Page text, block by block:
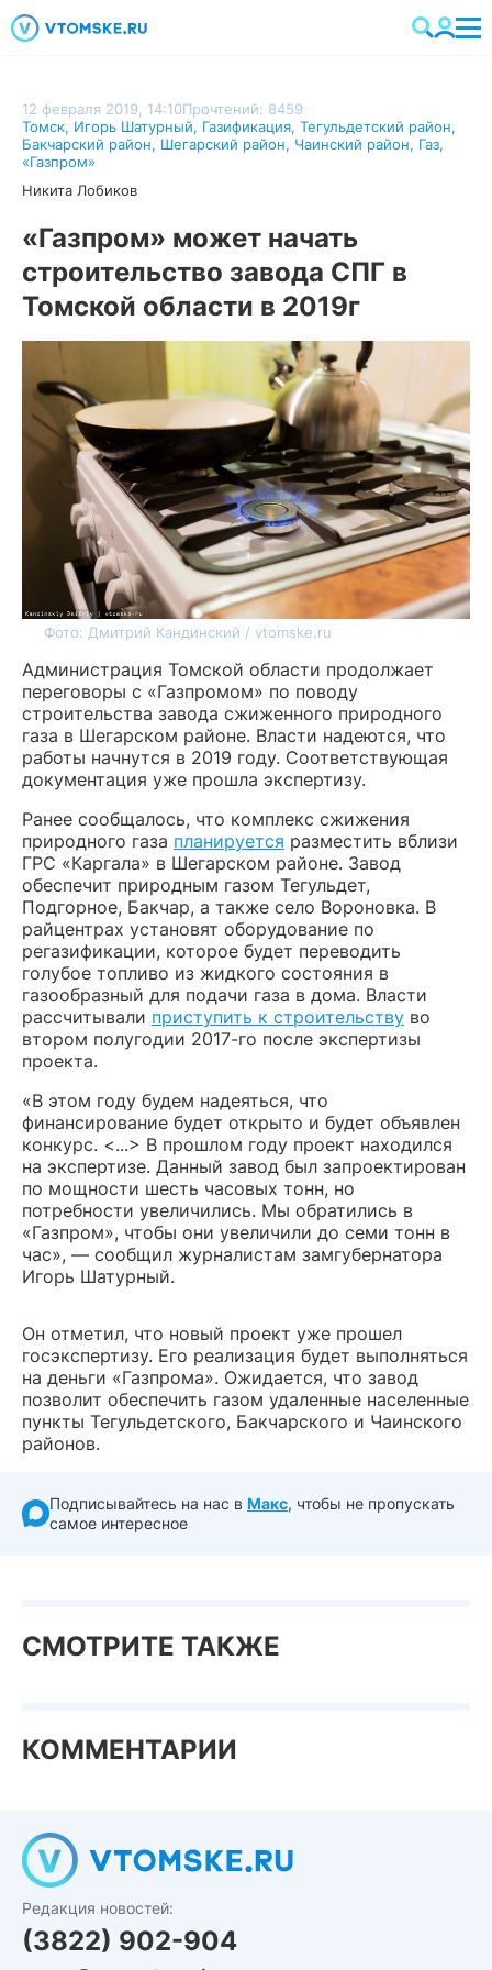
12 февраля 2019, 14:10Прочтений: 8459
Томск, Игорь Шатурный, Газификация, Тегульдетский район,
Бакчарский район, Шегарский район, Чаинский район, Газ,
«Газпром»
Никита Лобиков
«Газпром» может начать
строительство завода СПГ в
Томской области в 2019г
Фото: Дмитрий Кандинский / vtomske.ru
Администрация Томской области продолжает
переговоры с «Газпромом» по поводу
строительства завода сжиженного природного
газа в Шегарском районе. Власти надеются, что
работы начнутся в 2019 году. Соответствующая
документация уже прошла экспертизу.
Ранее сообщалось, что комплекс сжижения
природного газа планируется разместить вблизи
ГРС «Каргала» в Шегарском районе. Завод
обеспечит природным газом Тегульдет,
Подгорное, Бакчар, а также село Вороновка. В
райцентрах установят оборудование по
регазификации, которое будет переводить
голубое топливо из жидкого состояния в
газообразный для подачи газа в дома. Власти
рассчитывали приступить к строительству во
втором полугодии 2017-го после экспертизы
проекта.
«В этом году будем надеяться, что
финансирование будет открыто и будет объявлен
конкурс. <...> В прошлом году проект находился
на экспертизе. Данный завод был запроектирован
по мощности шесть часовых тонн, но
потребности увеличились. Мы обратились в
«Газпром», чтобы они увеличили до семи тонн в
час», — сообщил журналистам замгубернатора
Игорь Шатурный.
Он отметил, что новый проект уже прошел
госэкспертизу. Его реализация будет выполняться
на деньги «Газпрома». Ожидается, что завод
позволит обеспечить газом удаленные населенные
пункты Тегульдетского, Бакчарского и Чаинского
районов.
Подписывайтесь на нас в Макс, чтобы не пропускать
самое интересное
СМОТРИТЕ ТАКЖЕ
КОММЕНТАРИИ
Редакция новостей:
(3822) 902-904